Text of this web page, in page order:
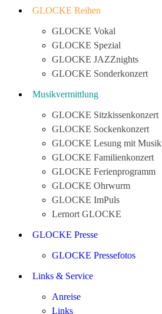
GLOCKE Reihen
GLOCKE Vokal
GLOCKE Spezial
GLOCKE JAZZnights
GLOCKE Sonderkonzert
Musikvermittlung
GLOCKE Sitzkissenkonzert
GLOCKE Sockenkonzert
GLOCKE Lesung mit Musik
GLOCKE Familienkonzert
GLOCKE Ferienprogramm
GLOCKE Ohrwurm
GLOCKE ImPuls
Lernort GLOCKE
GLOCKE Presse
GLOCKE Pressefotos
Links & Service
Anreise
Links